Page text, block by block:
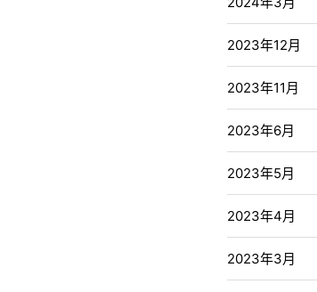
2023年12月
2023年11月
2023年6月
2023年5月
2023年4月
2023年3月